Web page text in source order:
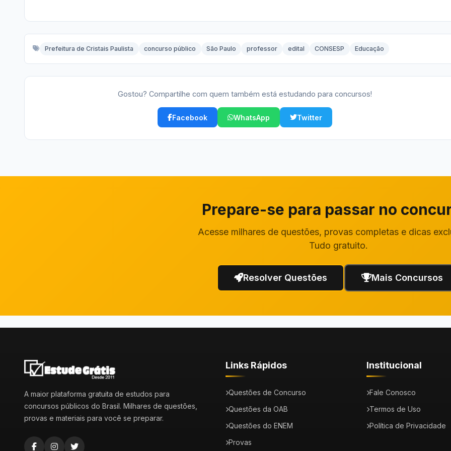
Prefeitura de Cristais Paulista concurso público São Paulo professor edital CONSESP Educação
Gostou? Compartilhe com quem também está estudando para concursos!
Facebook WhatsApp Twitter
Prepare-se para passar no
Acesse milhares de questões, provas completas e dicas
Tudo gratuito.
Resolver Questões Mais Concursos
A maior plataforma gratuita de estudos para
concursos públicos do Brasil. Milhares de questões,
provas e materiais para você se preparar.
Links Rápidos
Questões de Concurso
Questões da OAB
Questões do ENEM
Provas
Institucional
Fale Conosco
Termos de Uso
Política de Privacidade